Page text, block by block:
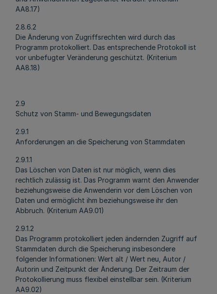
AA8.17)
2.8.6.2
Die Änderung von Zugriffsrechten wird durch das
Programm protokolliert. Das entsprechende Protokoll ist
vor unbefugter Veränderung geschützt. (Kriterium
AA8.18)
2.9
Schutz von Stamm- und Bewegungsdaten
2.9.1
Anforderungen an die Speicherung von Stammdaten
2.9.1.1
Das Löschen von Daten ist nur möglich, wenn dies
rechtlich zulässig ist. Das Programm warnt den Anwender
beziehungsweise die Anwenderin vor dem Löschen von
Daten und ermöglicht ihm beziehungsweise ihr den
Abbruch. (Kriterium AA9.01)
2.9.1.2
Das Programm protokolliert jeden ändernden Zugriff auf
Stammdaten durch die Speicherung insbesondere
folgender Informationen: Wert alt / Wert neu, Autor /
Autorin und Zeitpunkt der Änderung. Der Zeitraum der
Protokollierung muss flexibel einstellbar sein. (Kriterium
AA9.02)